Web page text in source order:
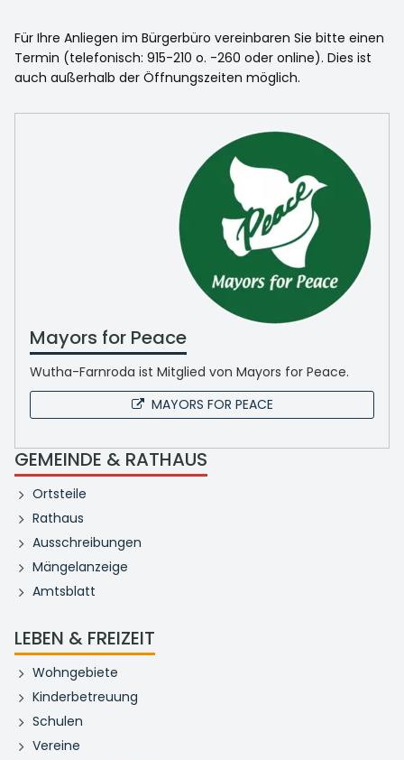
Für Ihre Anliegen im Bürgerbüro vereinbaren Sie bitte einen
Termin (telefonisch: 915-210 o. -260 oder online). Dies ist
auch außerhalb der Öffnungszeiten möglich.
Mayors for Peace
Wutha-Farnroda ist Mitglied von Mayors for Peace.
MAYORS FOR PEACE
GEMEINDE & RATHAUS
Ortsteile
Rathaus
Ausschreibungen
Mängelanzeige
Amtsblatt
LEBEN & FREIZEIT
Wohngebiete
Kinderbetreuung
Schulen
Vereine